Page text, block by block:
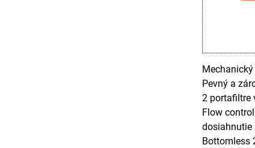
Pevný a
2 portafiltre
Flow
dosiahnutie
Bottomless